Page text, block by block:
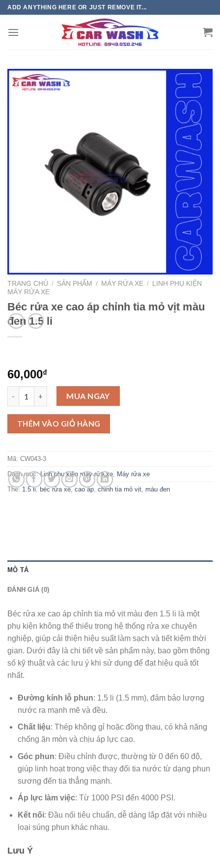
Chuyển
phần
ADD ANYTHING HERE OR JUST REMOVE IT...
TRANG CHỦ / SẢN PHẨM / MÁY RỬA XE / LINH PHỤ KIỆN
MÁY RỬA XE
Béc rửa xe cao áp chỉnh tia mỏ vịt màu
đen 1.5 li
60,000₫
Béc rửa xe cao áp chỉnh tia mỏ vịt màu đen 1.5 li số lượng
MUA NGAY
THÊM VÀO GIỎ HÀNG
Mã: CW043-3
Danh mục:Linh phụ kiện máy rửa xe Máy rửa xe
Thẻ: 1.5 li, béc rửa xe, cao áp chỉnh tia mỏ vịt màu đen
MÔ TẢ
ĐÁNH GIÁ (0)
Béc rửa xe cao áp chỉnh tia mỏ vịt màu đen 1.5 li là một
phụ kiện không thể thiếu trong hệ thống rửa xe chuyên
nghiệp, giúp cải thiện hiệu suất làm sạch và tiết kiệm thời
gian. Dưới đây là chi tiết về sản phẩm này, bao gồm thông
số kỹ thuật và các lưu ý khi sử dụng để đạt hiệu quả tốt
nhất.
Đường kính lỗ phun: 1.5 li (1.5 mm), đảm bảo lượng
nước ra mạnh mẽ và đều.
Chất liệu: Thép không gỉ hoặc đồng thau, có khả năng
chống ăn mòn và chịu áp lực cao.
Góc phun: Điều chỉnh được, thường từ 0 đến 60 độ,
giúp linh hoạt trong việc thay đổi tia nước từ dạng phun
sương đến tia thẳng mạnh.
Áp lực làm việc: Từ 1000 PSI đến 4000 PSI.
Kết nối: Đầu nối tiêu chuẩn, dễ dàng lắp đặt với nhiều
loại súng phun khác nhau.
Lưu Ý